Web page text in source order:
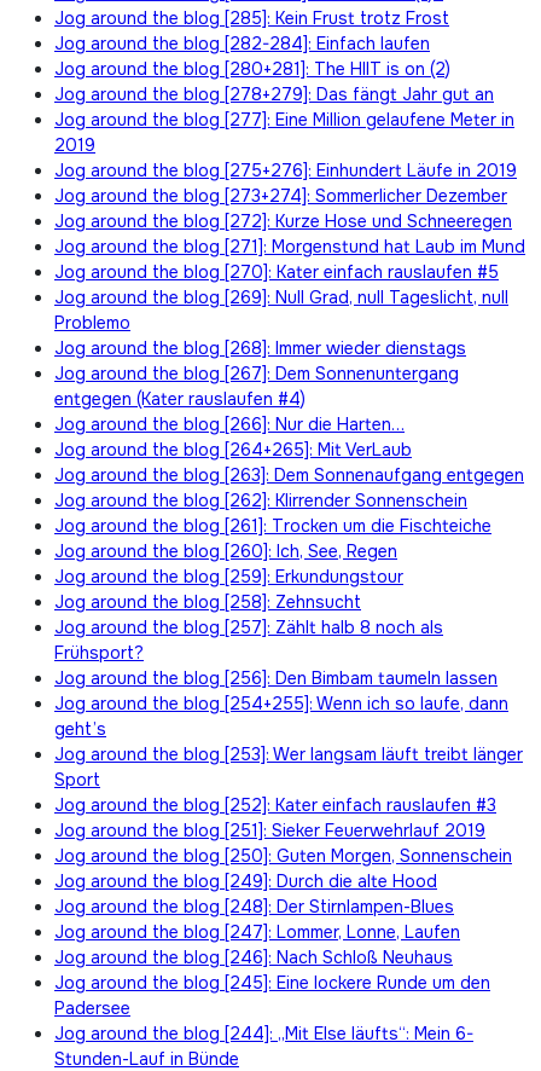
Jog around the blog [285]: Kein Frust trotz Frost
Jog around the blog [282-284]: Einfach laufen
Jog around the blog [280+281]: The HIIT is on (2)
Jog around the blog [278+279]: Das fängt Jahr gut an
Jog around the blog [277]: Eine Million gelaufene Meter in
2019
Jog around the blog [275+276]: Einhundert Läufe in 2019
Jog around the blog [273+274]: Sommerlicher Dezember
Jog around the blog [272]: Kurze Hose und Schneeregen
Jog around the blog [271]: Morgenstund hat Laub im Mund
Jog around the blog [270]: Kater einfach rauslaufen #5
Jog around the blog [269]: Null Grad, null Tageslicht, null
Problemo
Jog around the blog [268]: Immer wieder dienstags
Jog around the blog [267]: Dem Sonnenuntergang
entgegen (Kater rauslaufen #4)
Jog around the blog [266]: Nur die Harten…
Jog around the blog [264+265]: Mit VerLaub
Jog around the blog [263]: Dem Sonnenaufgang entgegen
Jog around the blog [262]: Klirrender Sonnenschein
Jog around the blog [261]: Trocken um die Fischteiche
Jog around the blog [260]: Ich, See, Regen
Jog around the blog [259]: Erkundungstour
Jog around the blog [258]: Zehnsucht
Jog around the blog [257]: Zählt halb 8 noch als
Frühsport?
Jog around the blog [256]: Den Bimbam taumeln lassen
Jog around the blog [254+255]: Wenn ich so laufe, dann
geht’s
Jog around the blog [253]: Wer langsam läuft treibt länger
Sport
Jog around the blog [252]: Kater einfach rauslaufen #3
Jog around the blog [251]: Sieker Feuerwehrlauf 2019
Jog around the blog [250]: Guten Morgen, Sonnenschein
Jog around the blog [249]: Durch die alte Hood
Jog around the blog [248]: Der Stirnlampen-Blues
Jog around the blog [247]: Lommer, Lonne, Laufen
Jog around the blog [246]: Nach Schloß Neuhaus
Jog around the blog [245]: Eine lockere Runde um den
Padersee
Jog around the blog [244]: „Mit Else läufts“: Mein 6-
Stunden-Lauf in Bünde